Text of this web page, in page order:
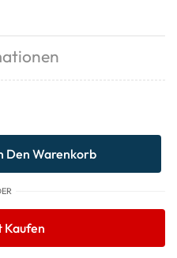
Den Warenkorb
Kaufen